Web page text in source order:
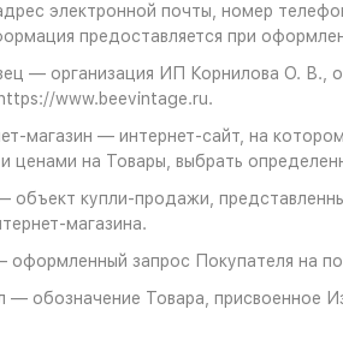
электронной почты, номер
предоставляется при
— организация ИП Корнилова О. В.,
www.beevintage.ru.
магазин — интернет-сайт, на
ценами на Товары, выбрать
объект купли-продажи,
магазина.
оформленный запрос Покупателя на
— обозначение Товара, присвоенное